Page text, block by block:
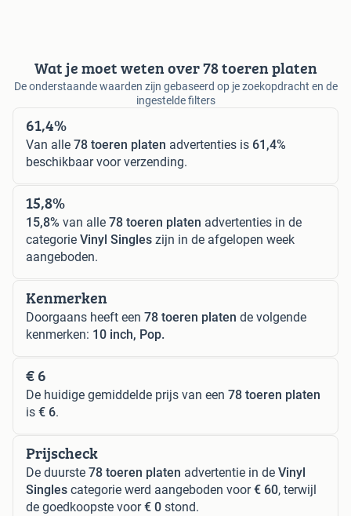
Wat je moet weten over 78 toeren platen
De onderstaande waarden zijn gebaseerd op je zoekopdracht en de
ingestelde filters
61,4%
Van alle 78 toeren platen advertenties is 61,4%
beschikbaar voor verzending.
15,8%
15,8% van alle 78 toeren platen advertenties in de
categorie Vinyl Singles zijn in de afgelopen week
aangeboden.
Kenmerken
Doorgaans heeft een 78 toeren platen de volgende
kenmerken: 10 inch, Pop.
€ 6
De huidige gemiddelde prijs van een 78 toeren platen
is € 6.
Prijscheck
De duurste 78 toeren platen advertentie in de Vinyl
Singles categorie werd aangeboden voor€ 60, terwijl
de goedkoopste voor€ 0 stond.